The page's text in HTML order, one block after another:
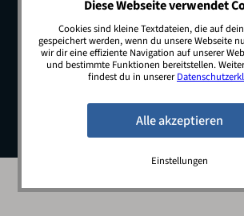
© 2026 JobSwop.io · All
Blog Jobs Newsletter
Preise
Impressum
Diese Webseite verwendet
Cookies sind kleine Textdateien, die auf
gespeichert werden, wenn du unsere Webseite
wir dir eine effiziente Navigation auf unserer
und bestimmte Funktionen bereitstellen.
findest du in unserer
Einstellungen